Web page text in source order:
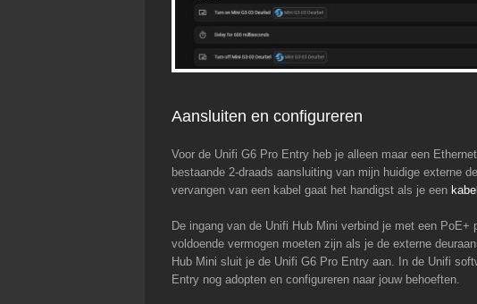
Aansluiten en configureren
Voor de Unifi G6 Pro Entry heb je alleen maar een
bestaande 2-draads aansluiting van mijn huidige externe
vervangen van een kabel gaat het handigst als je een
De ingang van de Unifi Hub Mini verbind je met een
voldoende vermogen moeten zijn als je de externe
Hub Mini sluit je de Unifi G6 Pro Entry aan. In de Unifi
Entry nog adopten en configureren naar jouw behoeften.